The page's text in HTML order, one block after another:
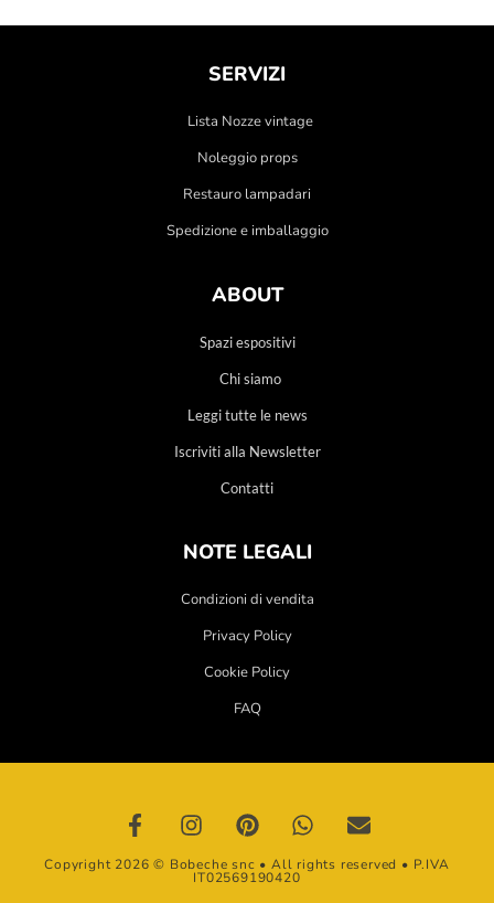
SERVIZI
Lista Nozze vintage
Noleggio props
Restauro lampadari
Spedizione e imballaggio
ABOUT
Spazi espositivi
Chi siamo
Leggi tutte le news
Iscriviti alla Newsletter
Contatti
NOTE LEGALI
Condizioni di vendita
Privacy Policy
Cookie Policy
FAQ
Copyright 2026 © Bobeche snc • All rights reserved • P.IVA
IT02569190420